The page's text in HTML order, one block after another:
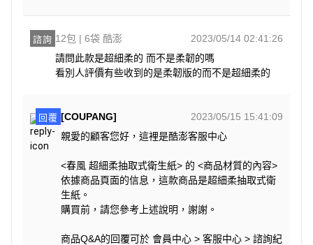
諮詢 12包 | 6袋 酷澎
2023/05/14 02:41:26
請問此款是超細柔的 而不是柔韌的嗎
看別人評價有些收到的是柔韌版的而不是超細柔的
回覆 [COUPANG]
2023/05/15 15:41:09
親愛的顧客您好，這裡是酷澎客服中心
<春風 超細柔抽取式衛生紙> 的 <商品材質的內容>
依據商品頁面的信息，這款商品是超細柔抽取式衛
生紙。
購買前，請您參考上述說明，謝謝。
商品Q&A的回覆可於 會員中心 > 客服中心 > 諮詢紀